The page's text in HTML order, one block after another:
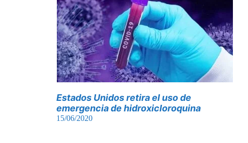
Estados Unidos retira el uso de
emergencia de hidroxicloroquina
15/06/2020